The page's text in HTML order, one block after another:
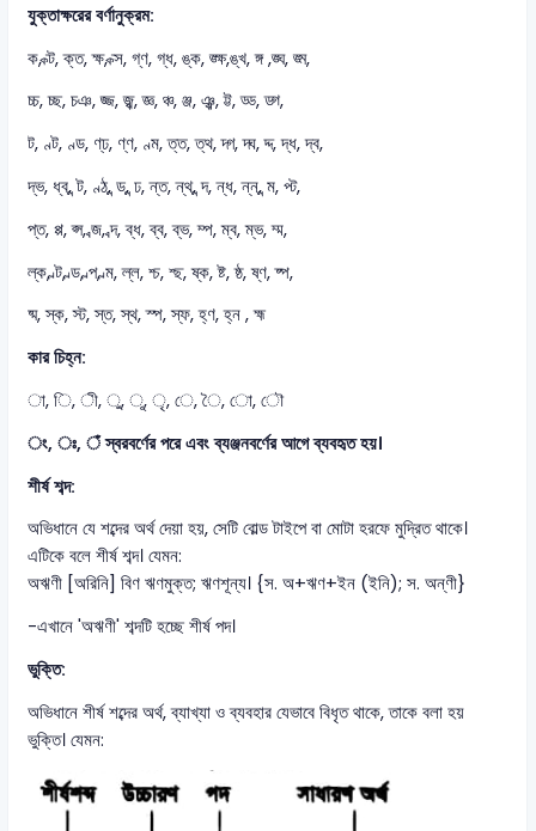
যুক্তাক্ষরের বর্ণানুক্রম:
ক, ক্ট, ক্ত, ক্ষ, ক্স, গ্‌ণ, গ্ধ, ঙ্ক, ঙ্ক্ষ,ঙ্খ, ঙ্গ ,ঙ্ঘ, ঙ্ম,
চ্চ, চ্ছ, চঞ, জ্জ, জ্ঝ, জ্ঞ, ঞ্চ, ঞ্জ, ঞ্ঝ, ট্ট, ড্ড, ড্গ,
ন্ট, ণ্ট, ণ্ড, ণ্‌ঢ, ণ্ণ, ণ্ম, ত্ত, ত্থ, দ্গ, দ্ঘ, দ্দ, দ্ধ, দ্ব,
দ্ভ, ধ্ব, ন্ট, ণ্ঠ, ন্ড, ন্ঢ, ন্ত, ন্থ, ন্দ, ন্ধ, ন্ন, ন্ম, প্ট,
প্ত, প্প, প্স, ব্জ, ব্দ, ব্ধ, ব্ব, ব্‌ভ, ম্প, ম্ব, ম্ভ, ম্ম,
ল্ক, ল্ট, ল্ড, ল্প, ল্ম, ল্ল, শ্চ, শ্ছ, ষ্ক, ষ্ট, ষ্ঠ, ষ্ণ, ষ্প,
ষ্ম, স্ক, স্ট, স্ত, স্থ, স্প, স্ফ, হ্ণ, হ্ন , হ্ম
কার চিহ্ন:
া, ি, ী, ু, ূ, ৃ, ে, ৈ, ো, ৌ
ং, ঃ, ঁ স্বরবর্ণের পরে এবং ব্যঞ্জনবর্ণের আগে ব্যবহৃত হয়।
শীর্ষ শব্দ:
অভিধানে যে শব্দের অর্থ দেয়া হয়, সেটি বোল্ড টাইপে বা মোটা হরফে মুদ্রিত থাকে।
এটিকে বলে শীর্ষ শব্দ। যেমন:
অঋণী [অরিনি] বিণ ঋণমুক্ত; ঋণশূন্য। {স. অ+ঋণ+ইন (ইনি); স. অন্‌ণী}
-এখানে 'অঋণী' শব্দটি হচ্ছে শীর্ষ পদ।
ভুক্তি:
অভিধানে শীর্ষ শব্দের অর্থ, ব্যাখ্যা ও ব্যবহার যেভাবে বিধৃত থাকে, তাকে বলা হয়
ভুক্তি। যেমন: